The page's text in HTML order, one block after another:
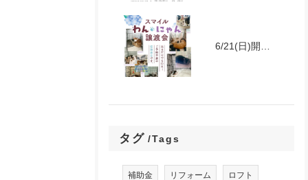
タグ Tags
補助金 リフォーム ロフト